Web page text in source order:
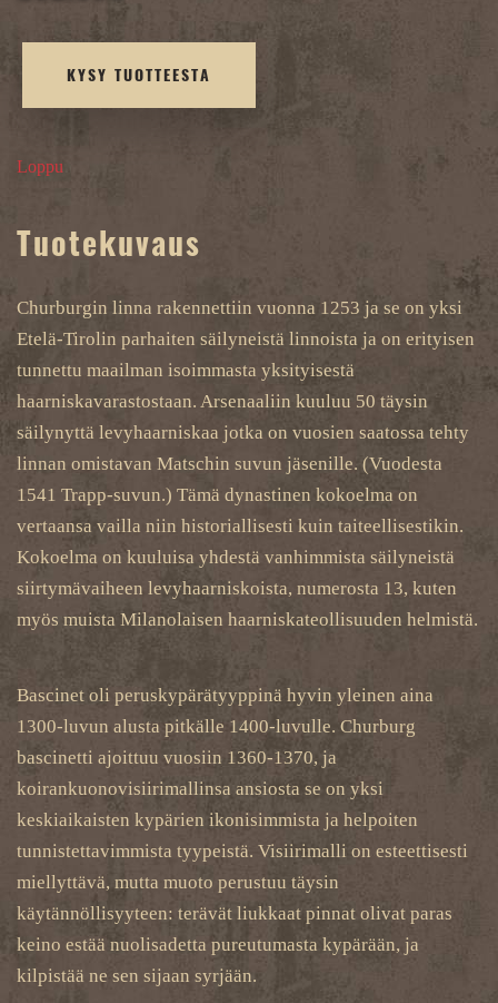
KYSY TUOTTEESTA
Loppu
Tuotekuvaus
Churburgin linna rakennettiin vuonna 1253 ja se on yksi
Etelä-Tirolin parhaiten säilyneistä linnoista ja on erityisen
tunnettu maailman isoimmasta yksityisestä
haarniskavarastostaan. Arsenaaliin kuuluu 50 täysin
säilynyttä levyhaarniskaa jotka on vuosien saatossa tehty
linnan omistavan Matschin suvun jäsenille. (Vuodesta
1541 Trapp-suvun.) Tämä dynastinen kokoelma on
vertaansa vailla niin historiallisesti kuin taiteellisestikin.
Kokoelma on kuuluisa yhdestä vanhimmista säilyneistä
siirtymävaiheen levyhaarniskoista, numerosta 13, kuten
myös muista Milanolaisen haarniskateollisuuden helmistä.
Bascinet oli peruskypärätyyppinä hyvin yleinen aina
1300-luvun alusta pitkälle 1400-luvulle. Churburg
bascinetti ajoittuu vuosiin 1360-1370, ja
koirankuonovisiirimallinsa ansiosta se on yksi
keskiaikaisten kypärien ikonisimmista ja helpoiten
tunnistettavimmista tyypeistä. Visiirimalli on esteettisesti
miellyttävä, mutta muoto perustuu täysin
käytännöllisyyteen: terävät liukkaat pinnat olivat paras
keino estää nuolisadetta pureutumasta kypärään, ja
kilpistää ne sen sijaan syrjään.